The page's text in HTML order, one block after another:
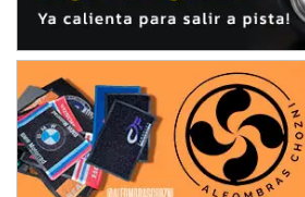
Ramiro Tot (Asfalto)
Baradero (Buenos Aires)
KDO - F6
Ciudad de Trenque Lauquen (Asfalto)
Trenque Lauquen (Buenos Aires)
ENTRERRIANO - F6 (POSTERGADA)
Parque de la Velocidad (Asfalto)